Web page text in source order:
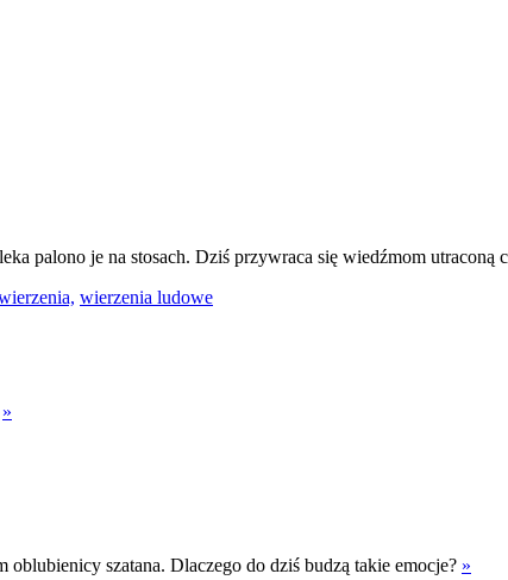
palono je na stosach. Dziś przywraca się wiedźmom utraconą
wierzenia ludowe
»
szatana. Dlaczego do dziś budzą takie emocje? »